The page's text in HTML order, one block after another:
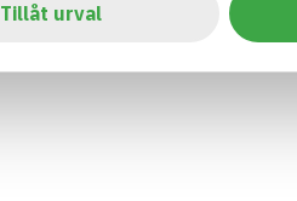
Tillåt urval